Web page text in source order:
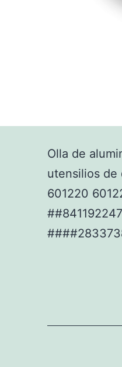
Olla de
utensilios de
601220